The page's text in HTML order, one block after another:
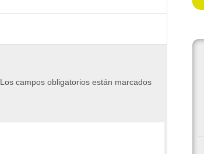
Los campos obligatorios están marcados